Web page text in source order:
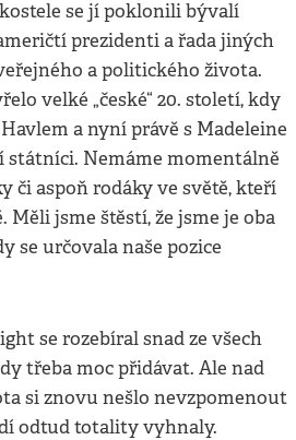
se jí poklonili bývalí
prezidenti a řada jiných
a politického života.
velké „české“ 20. století, kdy
a nyní právě s Madeleine
Nemáme momentálně
či aspoň rodáky ve světě, kteří
Měli jsme štěstí, že jsme je oba
se určovala naše pozice
se rozebíral snad ze všech
třeba moc přidávat. Ale nad
si znovu nešlo nevzpomenout
odtud totality vyhnaly.